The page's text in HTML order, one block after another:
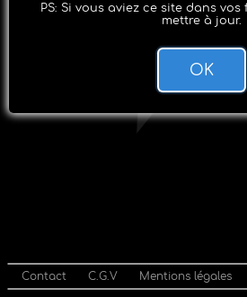
Contact C.G.V Mentions légales
PS: Si vous aviez ce site dans
mettre à jour.
OK